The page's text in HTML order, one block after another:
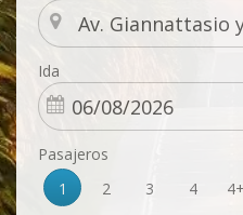
Ida
Pasajeros
1
2 3 4 4+